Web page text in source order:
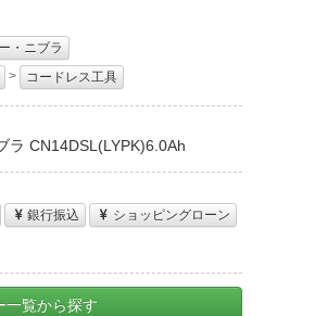
・ニブラ
> コードレス工具
ラ CN14DSL(LYPK)6.0Ah
銀行振込
ショッピングローン
一覧から探す